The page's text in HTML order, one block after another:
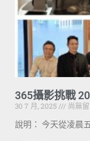
365攝影挑戰
30 7 月, 2025
尚無
說明： 今天從凌晨